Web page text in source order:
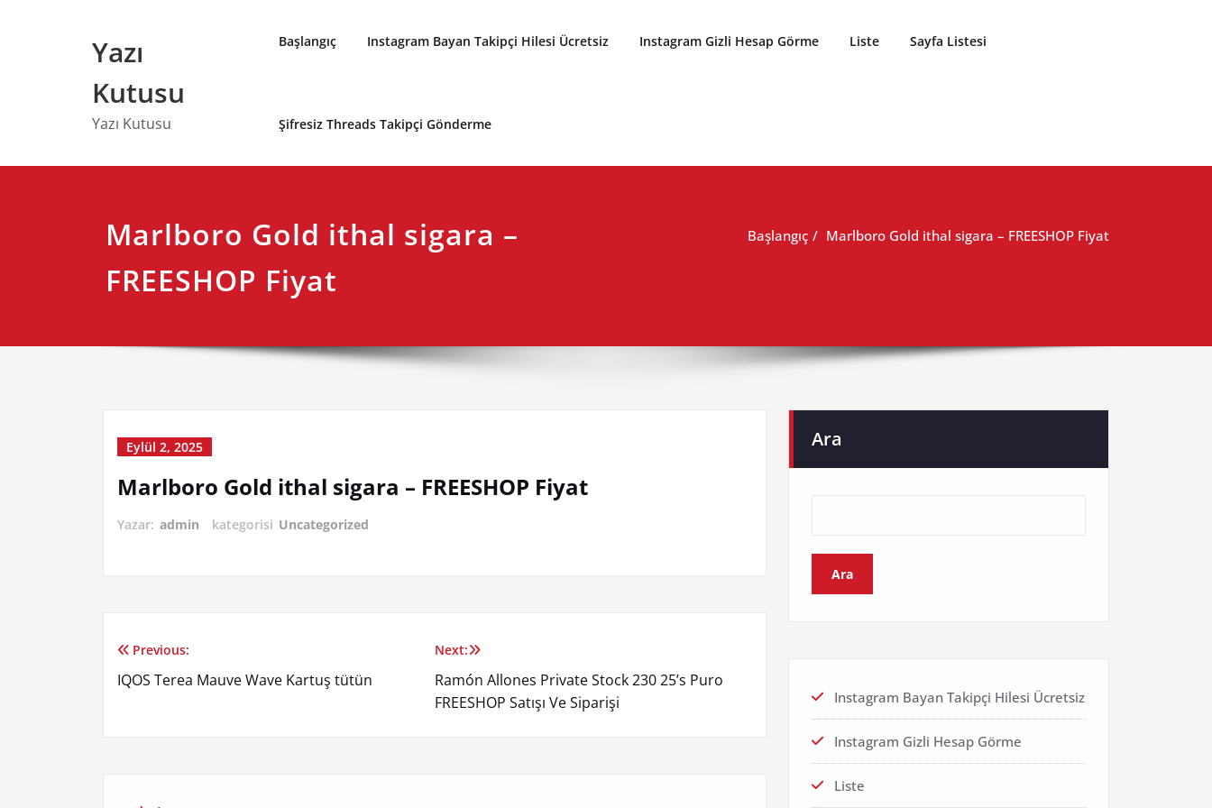
Yazı
Kutusu
Yazı Kutusu
Başlangıç Instagram Bayan Takipçi Hilesi Ücretsiz Instagram Gizli Hesap Görme Liste Sayfa Listesi
Şifresiz Threads Takipçi Gönderme
Marlboro Gold ithal sigara –
FREESHOP Fiyat
Başlangıç Marlboro Gold ithal sigara – FREESHOP Fiyat
Eylül 2, 2025
Marlboro Gold ithal sigara – FREESHOP Fiyat
Yazar: admin kategorisi Uncategorized
Yazı
Previous:
IQOS Terea Mauve Wave Kartuş tütün
Next:
Ramón Allones Private Stock 230 25’s Puro
FREESHOP Satışı Ve Siparişi
Ara
Ara
Instagram Bayan Takipçi Hilesi Ücretsiz
Instagram Gizli Hesap Görme
Liste